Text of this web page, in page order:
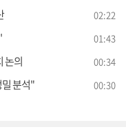
02:22
01:43
논의 00:34
분석" 00:30